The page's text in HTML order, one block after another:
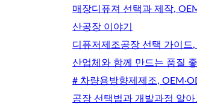
매장디퓨져 선택과 제작,
산공장 이야기
디퓨저제조공장 선택 가이드,
산업체와 함께 만드는 품질
# 차량용방향제제조,
공장 선택법과 개발과정 알아